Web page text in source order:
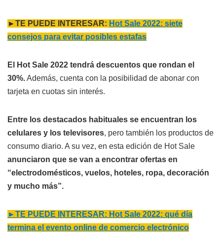
►TE PUEDE INTERESAR: Hot Sale 2022: siete
consejos para evitar posibles estafas
El Hot Sale 2022 tendrá descuentos que rondan el
30%.Además, cuenta con la posibilidad de abonar con
tarjeta en cuotas sin interés.
Entre los destacados habituales se encuentran los
celulares y los televisores, pero también los productos de
consumo diario. A su vez, en esta edición de Hot Sale
anunciaron que se van a encontrar ofertas en
“electrodomésticos, vuelos, hoteles, ropa, decoración
y mucho más”.
►TE PUEDE INTERESAR: Hot Sale 2022: qué día
termina el evento online de comercio electrónico